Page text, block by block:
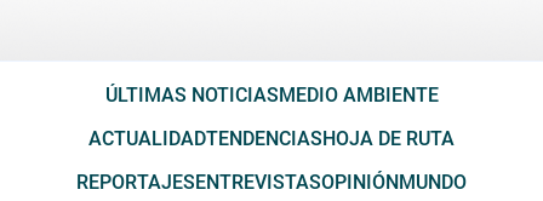
ÚLTIMAS NOTICIAS MEDIO AMBIENTE
ACTUALIDADTENDENCIAS HOJA DE RUTA
REPORTAJES ENTREVISTASOPINIÓN MUNDO